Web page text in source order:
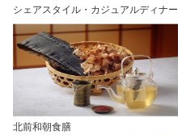
シェアスタイル・カジュアルディナー
北前和朝食膳